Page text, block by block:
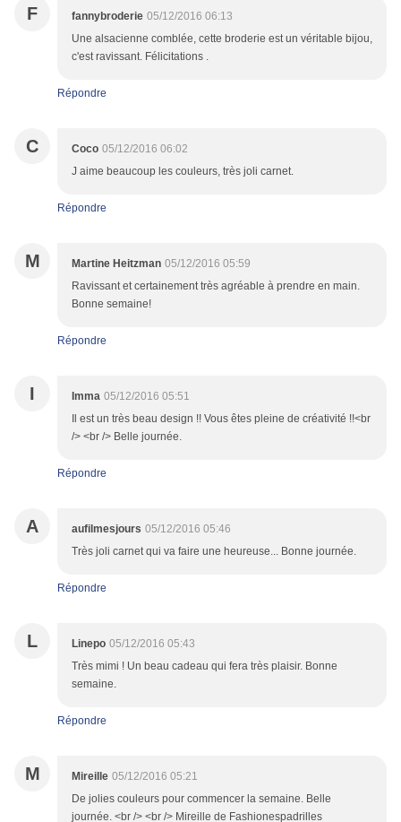
F fannybroderie 05/12/2016 06:13
Une alsacienne comblée, cette broderie est un véritable bijou,
c'est ravissant. Félicitations .
Répondre
C Coco 05/12/2016 06:02
J aime beaucoup les couleurs, très joli carnet.
Répondre
M Martine Heitzman 05/12/2016 05:59
Ravissant et certainement très agréable à prendre en main.
Bonne semaine!
Répondre
I Imma 05/12/2016 05:51
Il est un très beau design !! Vous êtes pleine de créativité !!<br
/> <br /> Belle journée.
Répondre
A aufilmesjours 05/12/2016 05:46
Très joli carnet qui va faire une heureuse... Bonne journée.
Répondre
L Linepo 05/12/2016 05:43
Très mimi ! Un beau cadeau qui fera très plaisir. Bonne
semaine.
Répondre
M Mireille 05/12/2016 05:21
De jolies couleurs pour commencer la semaine. Belle
journée. <br /> <br /> Mireille de Fashionespadrilles